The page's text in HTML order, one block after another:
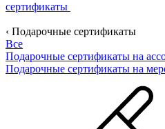
сертификаты
‹ Подарочные сертификаты
Все
Подарочные сертификаты на
Подарочные сертификаты на